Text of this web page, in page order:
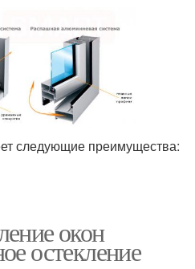
следующие преимущества:
окон
остекление